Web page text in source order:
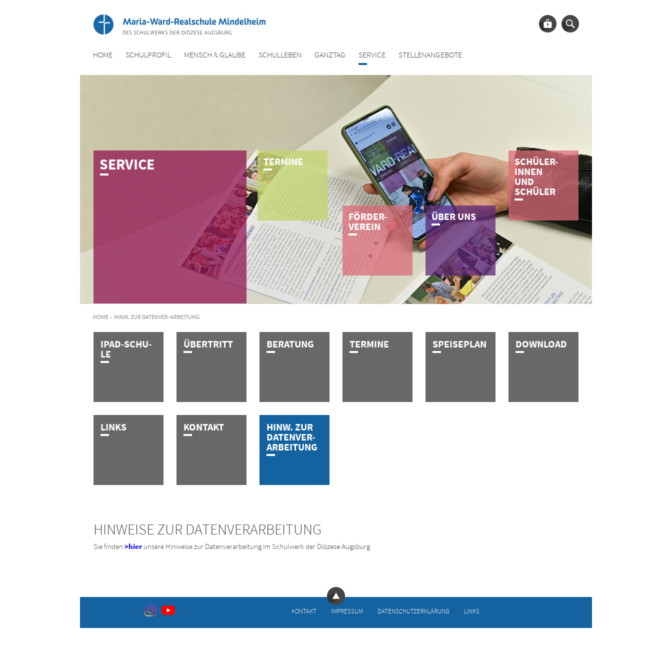
HOME SCHULPROFIL MENSCH & GLAUBE SCHULLEBEN GANZTAG SERVICE STELLENANGEBOTE
S­E­R­V­I­C­E T­E­R­M­I­N­E
Ü­B­E­R­ ­U­N­S
SCHÜLER-
INNEN
UND
SCHÜLER
FÖRDER-
VEREIN
HOME › HINW. ZUR DATENVER-ARBEITUNG
I­P­A­D­-­S­C­H­U­
L­E
Ü­B­E­R­T­R­I­T­T B­E­R­A­T­U­N­G T­E­R­M­I­N­E S­P­E­I­S­E­­­P­L­A­N D­O­W­N­­­­­­­L­O­A­D
L­I­N­K­S K­O­N­T­A­K­T
HINW. ZUR
DATENVER-
ARBEITUNG
HINWEISE ZUR DATENVERARBEITUNG
Sie finden >hier unsere Hinweise zur Datenverarbeitung im Schulwerk der Diözese Augsburg
KONTAKT IMPRESSUM DATENSCHUTZERKLÄRUNG LINKS